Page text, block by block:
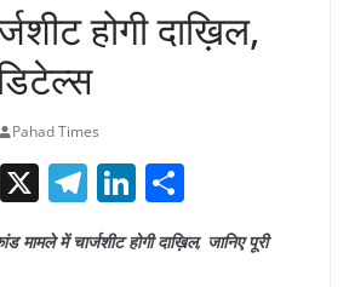
होगी दाख़िल,
Pahad Times
Pi
nt
X T
el
e
Li
n
k ar
मामले में चार्जशीट होगी दाख़िल, जानिए पूरी